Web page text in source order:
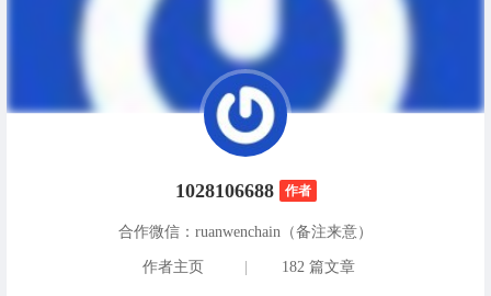
1028106688 作者
合作微信：ruanwenchain（备注来意）
作者主页 182 篇文章